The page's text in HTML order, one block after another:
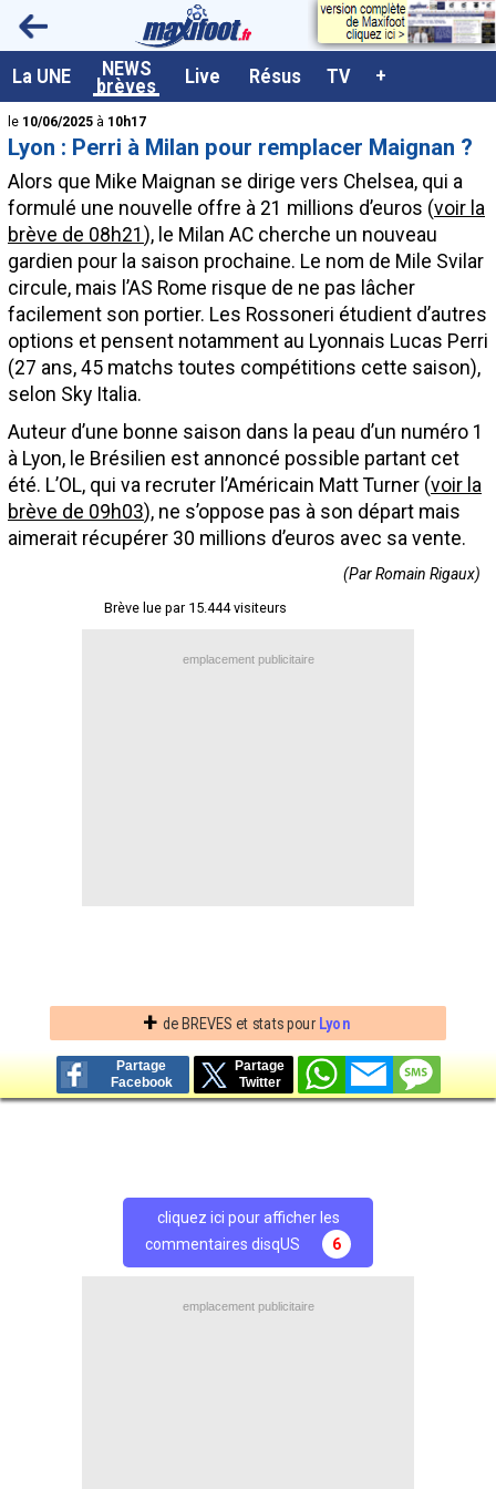
La UNE NEWS
brèves Live Résus TV +
<
le 10/06/2025 à 10h17
Lyon : Perri à Milan pour remplacer Maignan ?
Alors que Mike Maignan se dirige vers Chelsea, qui a
formulé une nouvelle offre à 21 millions d’euros (voir la
brève de 08h21 ), le Milan AC cherche un nouveau
gardien pour la saison prochaine. Le nom de Mile Svilar
circule, mais l’AS Rome risque de ne pas lâcher
facilement son portier. Les Rossoneri étudient d’autres
options et pensent notamment au Lyonnais Lucas Perri
(27 ans, 45 matchs toutes compétitions cette saison),
selon Sky Italia.
Auteur d’une bonne saison dans la peau d’un numéro 1
à Lyon, le Brésilien est annoncé possible partant cet
été. L’OL, qui va recruter l’Américain Matt Turner (voir la
brève de 09h03), ne s’oppose pas à son départ mais
aimerait récupérer 30 millions d’euros avec sa vente.
(Par Romain Rigaux)
Brève lue par 15.444 visiteurs
emplacement publicitaire
+ de BREVES et stats pour Lyon
Partage
Facebook
Partage
Twitter
cliquez ici pour afficher les
commentaires disqUS
6
emplacement publicitaire
A la UNE
Dernières brèves
Live / Matchs en direct
Résultats et Classements
Class. buteurs européens
Programme TV foot
Vidéos
Sondages
Tableau transferts L1
Taille de la police
Paramètrages / Options
Contact / Signaler un bug
Mentions légales